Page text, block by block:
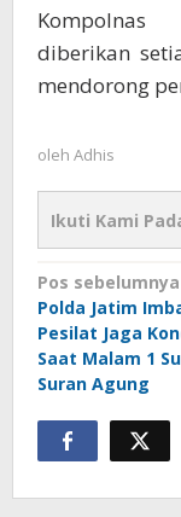
diberikan
mendorong
oleh Adhis
Ikuti Kami
Navigasi
pos
Pos sebelumnya
Polda Jatim
Pesilat Jaga
Saat Malam 1
Suran Agung